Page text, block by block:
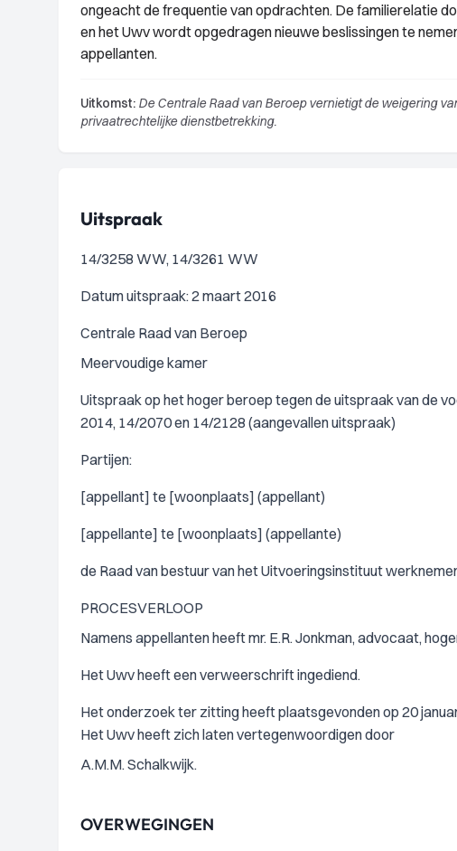
ongeacht de frequentie van opdrachten. De familierelatie
en het Uwv wordt opgedragen nieuwe beslissingen te
appellanten.
Uitkomst: De Centrale Raad van Beroep vernietigt de weigering
privaatrechtelijke dienstbetrekking.
Uitspraak
14/3258 WW, 14/3261 WW
Datum uitspraak: 2 maart 2016
Centrale Raad van Beroep
Meervoudige kamer
Uitspraak op het hoger beroep tegen de uitspraak van de
2014, 14/2070 en 14/2128 (aangevallen uitspraak)
Partijen:
[appellant] te [woonplaats] (appellant)
[appellante] te [woonplaats] (appellante)
de Raad van bestuur van het Uitvoeringsinstituut
PROCESVERLOOP
Namens appellanten heeft mr. E.R. Jonkman, advocaat,
Het Uwv heeft een verweerschrift ingediend.
Het onderzoek ter zitting heeft plaatsgevonden op 20
Het Uwv heeft zich laten vertegenwoordigen door
A.M.M. Schalkwijk.
OVERWEGINGEN